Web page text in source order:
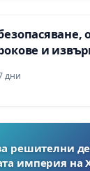
и
на
път
Ихтиман - с.
дни
решителни
империя на